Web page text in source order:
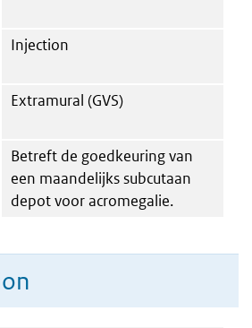
Injection
Extramural (GVS)
Betreft de goedkeuring van
een maandelijks subcutaan
depot voor acromegalie.